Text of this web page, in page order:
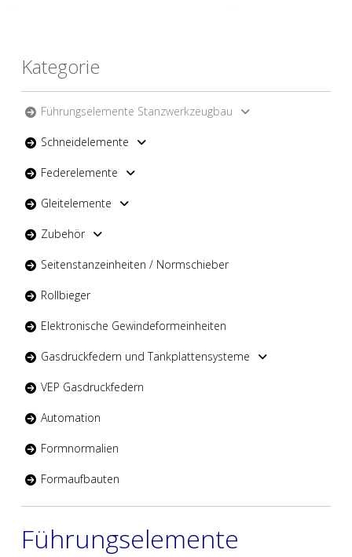
Kategorie
Führungselemente Stanzwerkzeugbau
Schneidelemente
Federelemente
Gleitelemente
Zubehör
Seitenstanzeinheiten / Normschieber
Rollbieger
Elektronische Gewindeformeinheiten
Gasdruckfedern und Tankplattensysteme
VEP Gasdruckfedern
Automation
Formnormalien
Formaufbauten
Führungselemente